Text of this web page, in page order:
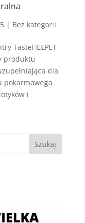
| Bez kategorii
TasteHELPET
produktu
dla
pokarmowego
i